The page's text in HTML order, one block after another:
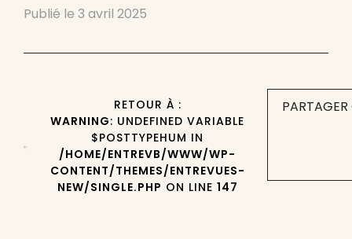
Publié le 3 avril 2025
RETOUR À :
WARNING: UNDEFINED VARIABLE
$POSTTYPEHUM IN
/HOME/ENTREVB/WWW/WP-
CONTENT/THEMES/ENTREVUES-
NEW/SINGLE.PHP ON LINE 147